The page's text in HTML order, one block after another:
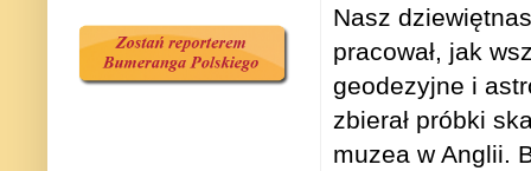
Nasz
pracował, jak
geodezyjne i
zbierał próbki
muzea w Anglii.